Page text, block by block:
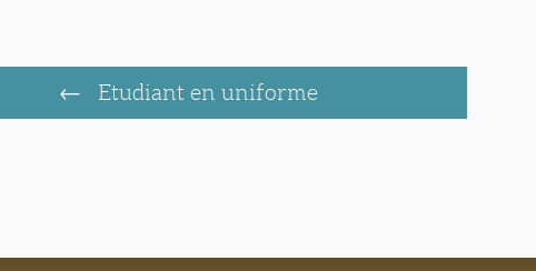
Etudiant en uniforme